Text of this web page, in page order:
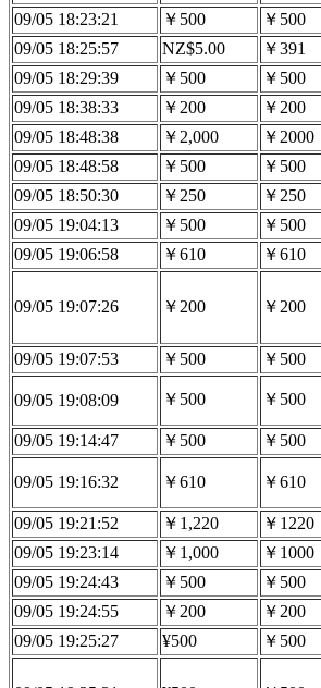
09/05 18:23:21 ￥500 ￥500
09/05 18:25:57
NZ$5.00 ￥391
09/05 18:29:39
￥500 ￥500
09/05 18:38:33
￥200 ￥200
09/05 18:48:38
￥2,000 ￥2000
09/05 18:48:58
￥500 ￥500
09/05 18:50:30
￥250 ￥250
09/05 19:04:13
￥500 ￥500
09/05 19:06:58
￥610 ￥610
09/05 19:07:26 ￥200 ￥200
09/05 19:07:53 ￥500 ￥500
09/05 19:08:09 ￥500 ￥500
09/05 19:14:47
￥500 ￥500
09/05 19:16:32 ￥610 ￥610
09/05 19:21:52
￥1,220 ￥1220
09/05 19:23:14
￥1,000 ￥1000
09/05 19:24:43 ￥500 ￥500
09/05 19:24:55
￥200 ￥200
09/05 19:25:27 ¥500 ￥500